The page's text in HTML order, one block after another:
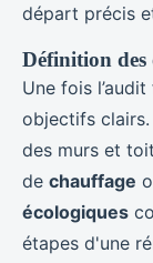
départ précis
Définition des
Une fois
objectifs clairs.
des murs et
de chauffage
écologiques
étapes d'une